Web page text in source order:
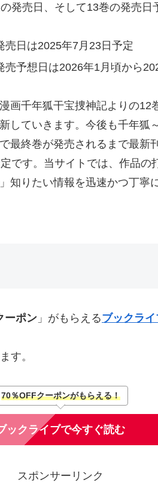
発売日、そして13巻の発売日
売日は2025年7月23日予定
売予想日は2026年1月頃から
画千年狐干宝捜神記よりの12
していきます。今後も千年狐
最終巻が発売されるまで最新
です。当サイトでは、作品
知りたい情報を迅速かつ丁寧
ーポン 」がもらえるブックライ
す。
70％OFFクーポンがもらえる！
ックライブで今すぐ読む
スポンサーリンク